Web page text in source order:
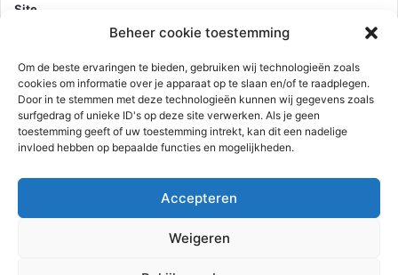
Beheer cookie toestemming
Om de beste ervaringen te bieden, gebruiken wij technologieën zoals
cookies om informatie over je apparaat op te slaan en/of te raadplegen.
Door in te stemmen met deze technologieën kunnen wij gegevens zoals
surfgedrag of unieke ID's op deze site verwerken. Als je geen
toestemming geeft of uw toestemming intrekt, kan dit een nadelige
invloed hebben op bepaalde functies en mogelijkheden.
Accepteren
Weigeren
Site
Mijn naam, e-mail en site opslaan in deze browser voor de
volgende keer wanneer ik een reactie plaats.
reactie gegevens worden verwerkt.